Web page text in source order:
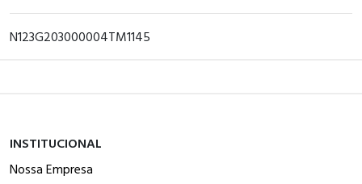
N123G203000004TM1145
INSTITUCIONAL
Nossa Empresa